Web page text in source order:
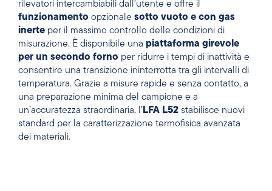
rilevatori intercambiabili dall’utente e offre il
funzionamento opzionale sotto vuoto e con gas
inerte per il massimo controllo delle condizioni di
misurazione. È disponibile una piattaforma girevole
per un secondo forno per ridurre i tempi di inattività e
consentire una transizione ininterrotta tra gli intervalli di
temperatura. Grazie a misure rapide e senza contatto, a
una preparazione minima del campione e a
un’accuratezza straordinaria, l’LFA L52 stabilisce nuovi
standard per la caratterizzazione termofisica avanzata
dei materiali.